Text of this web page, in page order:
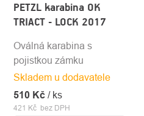
PETZL karabina OK
TRIACT - LOCK 2017
Skladem u dodavatele
421 Kč bez DPH
510 Kč / ks
Oválná karabina s
pojistkou zámku